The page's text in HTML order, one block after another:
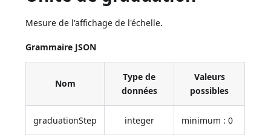
Mesure de l'affichage de l'échelle.
Grammaire JSON
Nom
Type de
données
Valeurs
possibles
graduationStep integer minimum : 0